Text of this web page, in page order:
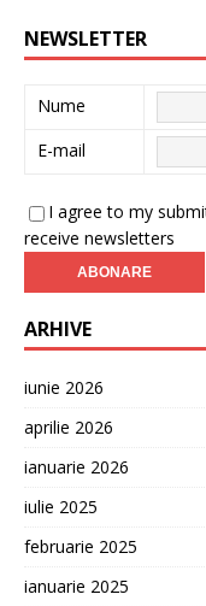
NEWSLETTER
Nume
E-mail
I agree to my
receive newsletters
ARHIVE
iunie 2026
aprilie 2026
ianuarie 2026
iulie 2025
februarie 2025
ianuarie 2025